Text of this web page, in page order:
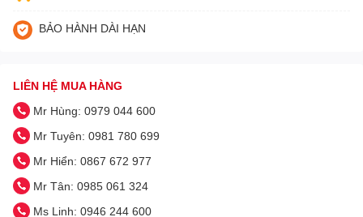
BẢO HÀNH DÀI HẠN
LIÊN HỆ MUA HÀNG
Mr Hùng: 0979 044 600
Mr Tuyên: 0981 780 699
Mr Hiển: 0867 672 977
Mr Tân: 0985 061 324
Ms Linh: 0946 244 600